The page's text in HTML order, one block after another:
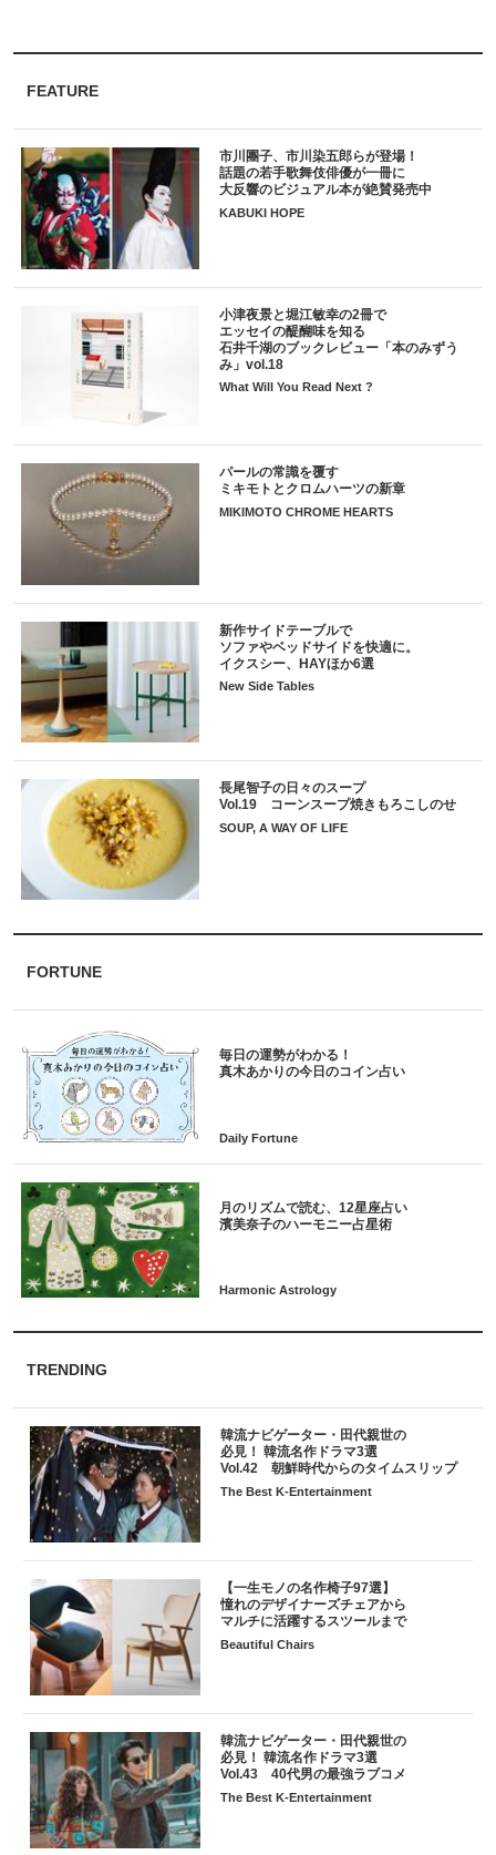
FEATURE
市川團子、市川染五郎らが登場！
話題の若手歌舞伎俳優が一冊に
大反響のビジュアル本が絶賛発売中
KABUKI HOPE
小津夜景と堀江敏幸の2冊で
エッセイの醍醐味を知る
石井千湖のブックレビュー「本のみずう
み」vol.18
What Will You Read Next ?
パールの常識を覆す
ミキモトとクロムハーツの新章
MIKIMOTO CHROME HEARTS
新作サイドテーブルで
ソファやベッドサイドを快適に。
イクスシー、HAYほか6選
New Side Tables
長尾智子の日々のスープ
Vol.19 コーンスープ焼きもろこしのせ
SOUP, A WAY OF LIFE
FORTUNE
毎日の運勢がわかる！
月のリズムで読む、12星座占い
TRENDING
韓流ナビゲーター・田代親世の
必見！ 韓流名作ドラマ3選
Vol.42 朝鮮時代からのタイムスリップ
The Best K-Entertainment
【一生モノの名作椅子97選】
憧れのデザイナーズチェアから
マルチに活躍するスツールまで
Beautiful Chairs
韓流ナビゲーター・田代親世の
必見！ 韓流名作ドラマ3選
Vol.43 40代男の最強ラブコメ
The Best K-Entertainment